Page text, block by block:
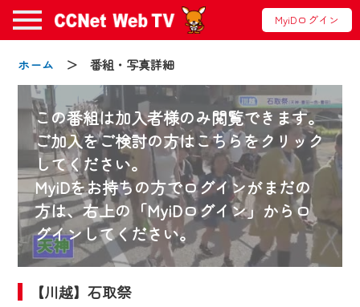
MyiDログイン
ホーム ＞ 番組・写真詳細
この番組は加入者様のみ閲覧できます。
ご加入をご検討の方はこちらをクリック
してください。
MyiDをお持ちの方でログインがまだの
方は、右上の「MyiDログイン」からロ
グインしてください。
【川越】石取祭
お知らせ
2024/09/02
動画配信サービス『CCNet Web TV』は2024
年9月24日からリニューアルします！